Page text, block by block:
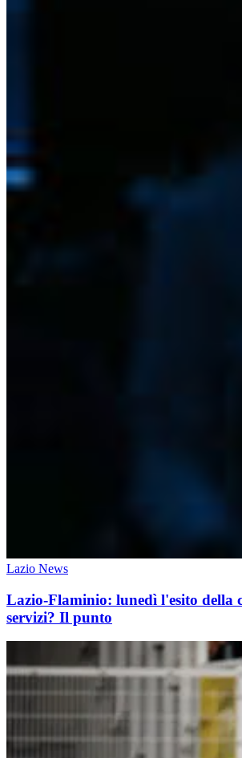
Lazio News
Lazio-Flaminio: lunedì l'esito della
servizi? Il punto